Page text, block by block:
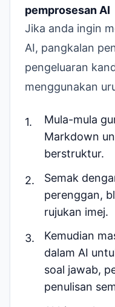
pemprosesan AI
Jika anda ingin
AI, pangkalan
pengeluaran
menggunakan
Mula-mula
Markdown
berstruktur.
Semak
perenggan,
rujukan imej.
Kemudian
dalam AI
soal jawab,
penulisan